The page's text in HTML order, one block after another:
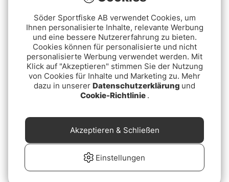
Bajio Las Rocas Black
Matte Green Mirror PC
Costa Tuna Alley 11
Matte Black Blue Mirror
580P
€129
Söder Sportfiske AB verwendet Cookies, um
Ihnen personalisierte Inhalte, relevante Werbung
und eine bessere Nutzererfahrung zu bieten.
Cookies können für personalisierte und nicht
personalisierte Werbung verwendet werden. Mit
Klick auf "Akzeptieren" stimmen Sie der Nutzung
von Cookies für Inhalte und Marketing zu. Mehr
dazu in unserer Datenschutzerklärung und
Cookie-Richtlinie .
Einstellungen
Akzeptieren & Schließen